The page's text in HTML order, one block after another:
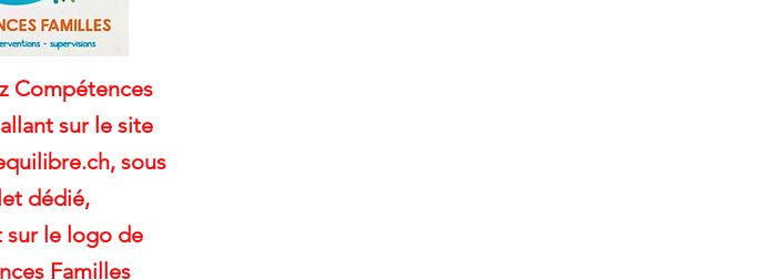
Compétences
sur le site
sous
dédié,
sur le logo de
Familles